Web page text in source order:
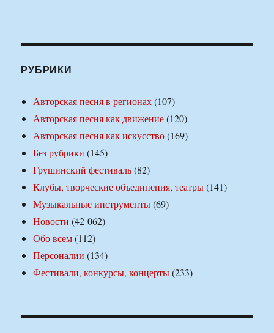
РУБРИКИ
Авторская песня в регионах(107)
Авторская песня как движение(120)
Авторская песня как искусство(169)
Без рубрики (145)
Грушинский фестиваль(82)
Клубы, творческие объединения, театры(141)
Музыкальные инструменты(69)
Новости (42 062)
Обо всем(112)
Персоналии (134)
Фестивали, конкурсы, концерты(233)